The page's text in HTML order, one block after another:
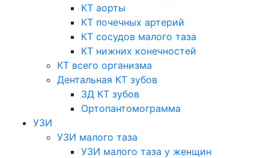
КТ аорты
КТ почечных артерий
КТ сосудов малого таза
КТ нижних конечностей
КТ всего организма
Дентальная КТ зубов
3Д КТ зубов
Ортопантомограмма
УЗИ
УЗИ малого таза
УЗИ малого таза у женщин